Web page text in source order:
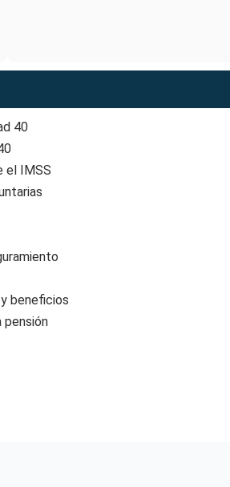
40
el IMSS
beneficios
pensión